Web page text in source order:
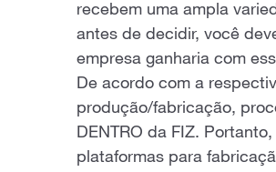
recebem uma ampla
antes de decidir, você
empresa ganharia com
De acordo com a
produção/fabricação,
DENTRO da FIZ.
plataformas para